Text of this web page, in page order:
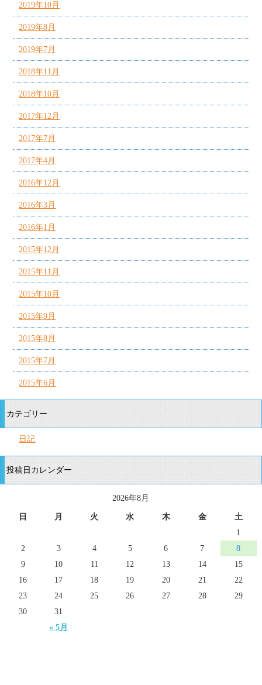
2019年10月
2019年8月
2019年7月
2018年11月
2018年10月
2017年12月
2017年7月
2017年4月
2016年12月
2016年3月
2016年1月
2015年12月
2015年11月
2015年10月
2015年9月
2015年8月
2015年7月
2015年6月
カテゴリー
日記
投稿日カレンダー
2026年8月
日 月 火 水 木 金 土
« 5月
1
2
3 4 5 6 7
8
9
10 11 12 13 14
15
16
17 18 19 20 21
22
23
24 25 26 27 28
29
30
31